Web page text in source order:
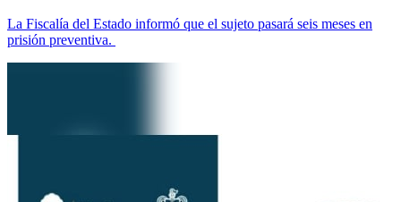
La Fiscalía del Estado informó que el sujeto pasará seis meses en
prisión preventiva.